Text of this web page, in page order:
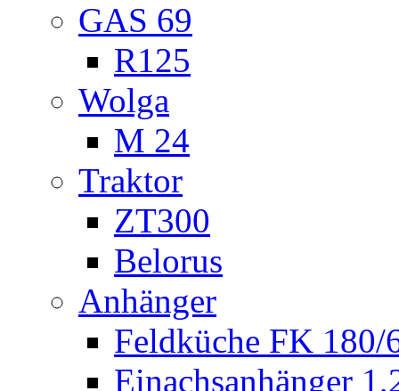
GAS 69
R125
Wolga
M 24
Traktor
ZT300
Belorus
Anhänger
Feldküche FK 180/
Einachsanhänger